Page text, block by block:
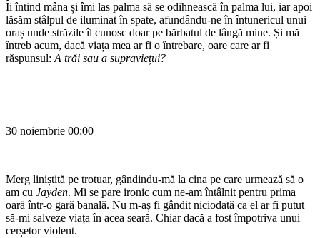
Îi întind mâna și îmi las palma să se odihnească în palma lui, iar apoi
lăsăm stâlpul de iluminat în spate, afundându-ne în întunericul unui
oraș unde străzile îl cunosc doar pe bărbatul de lângă mine. Și mă
întreb acum, dacă viața mea ar fi o întrebare, oare care ar fi
răspunsul: A trăi sau a supraviețui?
30 noiembrie 00:00
Merg liniștită pe trotuar, gândindu-mă la cina pe care urmează să o
am cu Jayden. Mi se pare ironic cum ne-am întâlnit pentru prima
oară într-o gară banală. Nu m-aș fi gândit niciodată ca el ar fi putut
să-mi salveze viața în acea seară. Chiar dacă a fost împotriva unui
cerșetor violent.